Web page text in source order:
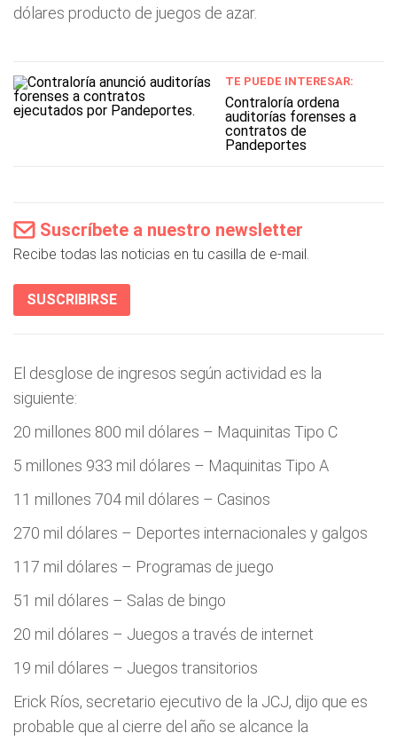
dólares producto de juegos de azar.
TE PUEDE INTERESAR:
Contraloría ordena
auditorías forenses a
contratos de
Pandeportes
Suscríbete a nuestro newsletter
Recibe todas las noticias en tu casilla de e-mail.
SUSCRIBIRSE
El desglose de ingresos según actividad es la
siguiente:
20 millones 800 mil dólares – Maquinitas Tipo C
5 millones 933 mil dólares – Maquinitas Tipo A
11 millones 704 mil dólares – Casinos
270 mil dólares – Deportes internacionales y galgos
117 mil dólares – Programas de juego
51 mil dólares – Salas de bingo
20 mil dólares – Juegos a través de internet
19 mil dólares – Juegos transitorios
Erick Ríos, secretario ejecutivo de la JCJ, dijo que es
probable que al cierre del año se alcance la